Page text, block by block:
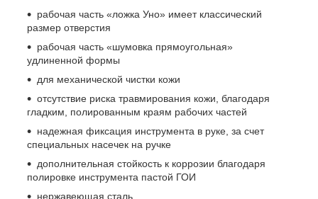
рабочая часть «ложка Уно» имеет классический
размер отверстия
рабочая часть «шумовка прямоугольная»
удлиненной формы
для механической чистки кожи
отсутствие риска травмирования кожи, благодаря
гладким, полированным краям рабочих частей
надежная фиксация инструмента в руке, за счет
специальных насечек на ручке
дополнительная стойкость к коррозии благодаря
полировке инструмента пастой ГОИ
нержавеющая сталь